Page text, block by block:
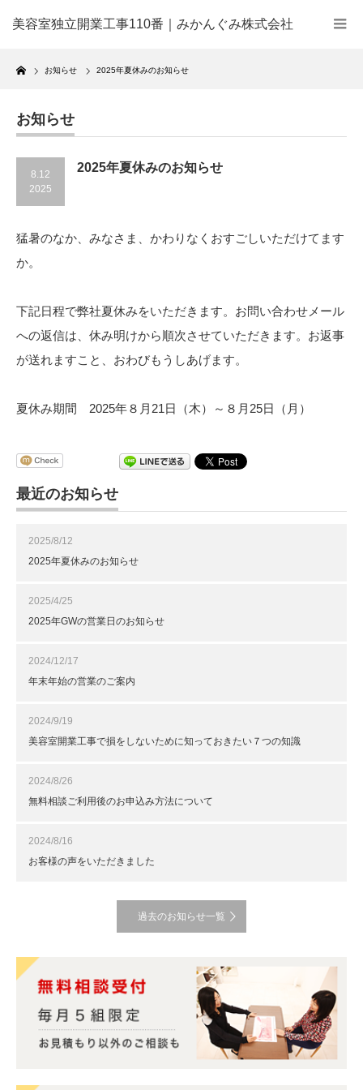
美容室独立開業工事110番｜みかんぐみ株式会社
Home
お知らせ 2025年夏休みのお知らせ
お知らせ
8.12
2025
2025年夏休みのお知らせ
猛暑のなか、みなさま、かわりなくおすごしいただけてます
か。
下記日程で弊社夏休みをいただきます。お問い合わせメール
への返信は、休み明けから順次させていただきます。お返事
が送れますこと、おわびもうしあげます。
夏休み期間 2025年８月21日（木）～８月25日（月）
最近のお知らせ
2025/8/12
2025年夏休みのお知らせ
2025/4/25
2025年GWの営業日のお知らせ
2024/12/17
年末年始の営業のご案内
2024/9/19
美容室開業工事で損をしないために知っておきたい７つの知識
2024/8/26
無料相談ご利用後のお申込み方法について
2024/8/16
お客様の声をいただきました
過去のお知らせ一覧